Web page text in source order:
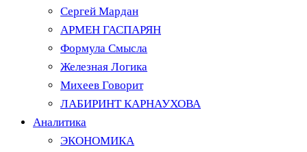
Сергей Мардан
АРМЕН ГАСПАРЯН
Формула Смысла
Железная Логика
Михеев Говорит
ЛАБИРИНТ КАРНАУХОВА
Аналитика
ЭКОНОМИКА